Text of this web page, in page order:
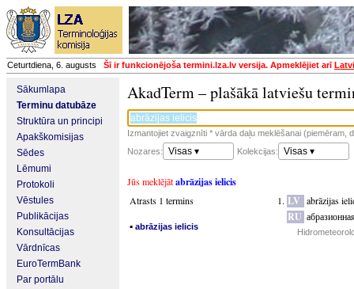
Ceturtdiena, 6. augusts Šī ir funkcionējoša termini.lza.lv versija. Apmeklējiet arī
Sākumlapa
Terminu datubāze
Struktūra un principi
Apakškomisijas
Sēdes
Lēmumi
Protokoli
Vēstules
Publikācijas
Konsultācijas
Vārdnīcas
EuroTermBank
Par portālu
AkadTerm – plašākā latviešu
Izmantojiet zvaigznīti * vārda daļu meklēšanai (piemēram,
Nozares:
Visas ▾ Kolekcijas: Visas ▾
Jūs meklējātabrāzijas ielicis
Atrasts 1 termins
▪ abrāzijas ielicis
LV abrāzijas
RU